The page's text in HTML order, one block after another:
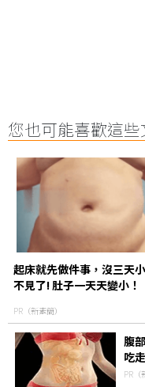
您也可能喜歡這些
起床就先做件事，沒三天
不見了! 肚子一天天變小！
PR（新素簡）
腹
吃
PR（